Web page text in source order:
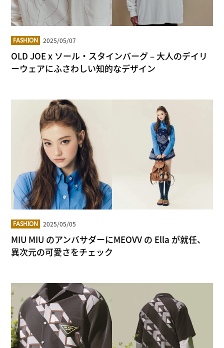
FASHION 2025/05/07
OLD JOE x ソール・スタインバーグ – 大人のデイリ
ーウェアにふさわしい知的なデザイン
FASHION 2025/05/05
MIU MIU のアンバサダーにMEOVV の Ella が就任、
異次元の可愛さをチェック